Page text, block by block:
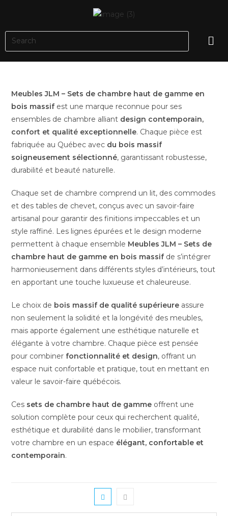
Meubles JLM – Sets de chambre haut de gamme en
bois massifest une marque reconnue pour ses
ensembles de chambre alliant design contemporain,
confort et qualité exceptionnelle. Chaque pièce est
fabriquée au Québec avec du bois massif
soigneusement sélectionné, garantissant robustesse,
durabilité et beauté naturelle.
Chaque set de chambre comprend un lit, des commodes
et des tables de chevet, conçus avec un savoir-faire
artisanal pour garantir des finitions impeccables et un
style raffiné. Les lignes épurées et le design moderne
permettent à chaque ensemble Meubles JLM – Sets de
chambre haut de gamme en bois massifde s’intégrer
harmonieusement dans différents styles d’intérieurs, tout
en apportant une touche luxueuse et chaleureuse.
Le choix de bois massif de qualité supérieure assure
non seulement la solidité et la longévité des meubles,
mais apporte également une esthétique naturelle et
élégante à votre chambre. Chaque pièce est pensée
pour combiner fonctionnalité et design, offrant un
espace nuit confortable et pratique, tout en mettant en
valeur le savoir-faire québécois.
Ces sets de chambre haut de gamme offrent une
solution complète pour ceux qui recherchent qualité,
esthétique et durabilité dans le mobilier, transformant
votre chambre en un espace élégant, confortable et
contemporain.